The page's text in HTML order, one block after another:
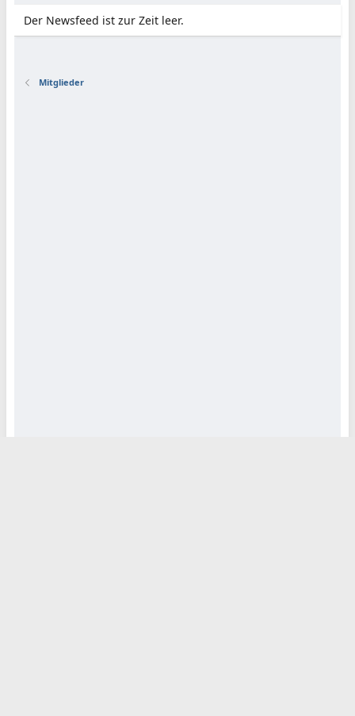
Der Newsfeed ist zur Zeit leer.
Mitglieder